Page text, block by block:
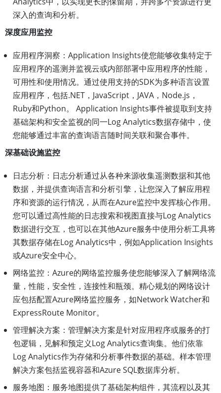
深入的查询和分析。
深度应用监控
应用程序洞察：Application Insights使您能够收集特定于
应用程序的遥测并监视云或内部部署中应用程序的性能，
可用性和使用情况。通过使用支持的SDK为多种语言设置
应用程序，包括.NET，JavaScript，JAVA，Node.js，
Ruby和Python。 Application Insights事件被提取到支持
基础架构和安全监视的同一Log Analytics数据存储中，使
您能够通过丰富的查询语言随时间关联和聚合事件。
深基础设施监控
日志分析：日志分析通过从各种来源收集遥测数据和其他
数据，并提供查询语言和分析引擎，让您深入了解应用程
序和资源的运行情况，从而在Azure监控中发挥核心作用。
您可以通过高性能的日志搜索和视图直接与Log Analytics
数据进行交互，也可以在其他Azure服务中使用分析工具将
其数据存储在Log Analytics中，例如Application Insights
或Azure安全中心。
网络监控：Azure的网络监控服务使您能够深入了解网络流
量，性能，安全性，连接性和瓶颈。精心规划的网络设计
应包括配置Azure网络监控服务，如Network Watcher和
ExpressRoute Monitor。
管理解决方案：管理解决方案是针对应用程序或服务的打
包逻辑，见解和预定义Log Analytics查询集。他们依靠
Log Analytics作为存储和分析事件数据的基础。样本管理
解决方案包括监视容器和Azure SQL数据库分析。
服务地图：服务地图提供了基础架构组件，其流程以及其